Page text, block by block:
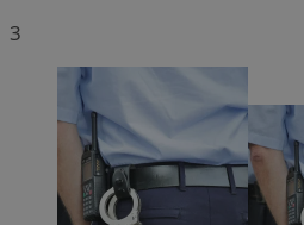
3